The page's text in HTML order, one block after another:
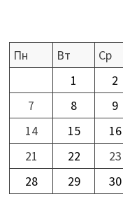
Пн
Вт Ср
1
2
7
8 9
14
15 16
21
22 23
28
29 30